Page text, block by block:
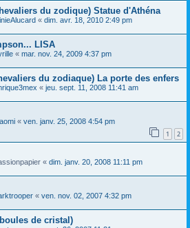
du zodique) Statue d'Athéna
« dim. avr. 18, 2010 2:49 pm
LISA
« mar. nov. 24, 2009 4:37 pm
du zodiaque) La porte des enfers
« jeu. sept. 11, 2008 11:41 am
« ven. janv. 25, 2008 4:54 pm
1 2
« dim. janv. 20, 2008 11:11 pm
« ven. nov. 02, 2007 4:32 pm
de cristal)